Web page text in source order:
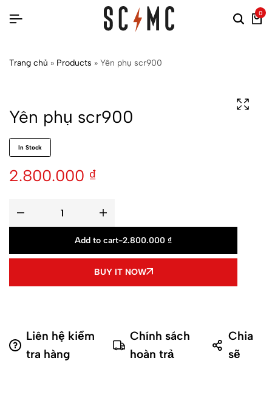
0
Trang chủ » Products » Yên phụ scr900
Yên phụ scr900
In Stock
2.800.000 ₫
Add to cart-2.800.000 ₫
BUY IT NOW
Liên hệ kiểm
tra hàng
Chính sách
hoàn trả
Chia
sẽ